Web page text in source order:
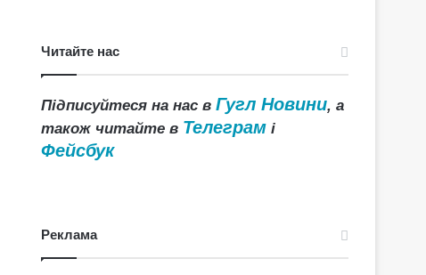
Читайте нас
Підписуйтеся на нас вГугл Новини, а
також читайте в Телеграм і
Фейсбук
Реклама